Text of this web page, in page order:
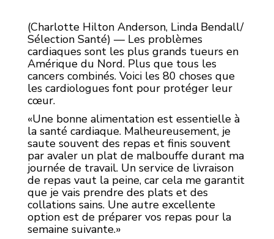
(Charlotte Hilton Anderson, Linda Bendall/
Sélection Santé) — Les problèmes
cardiaques sont les plus grands tueurs en
Amérique du Nord. Plus que tous les
cancers combinés. Voici les 80 choses que
les cardiologues font pour protéger leur
cœur.
«Une bonne alimentation est essentielle à
la santé cardiaque. Malheureusement, je
saute souvent des repas et finis souvent
par avaler un plat de malbouffe durant ma
journée de travail. Un service de livraison
de repas vaut la peine, car cela me garantit
que je vais prendre des plats et des
collations sains. Une autre excellente
option est de préparer vos repas pour la
semaine suivante.»